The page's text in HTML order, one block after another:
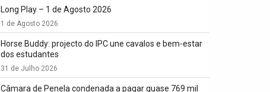
Long Play – 1 de Agosto 2026
1 de Agosto 2026
Horse Buddy: projecto do IPC une cavalos e bem-estar
dos estudantes
31 de Julho 2026
Câmara de Penela condenada a pagar quase 769 mil